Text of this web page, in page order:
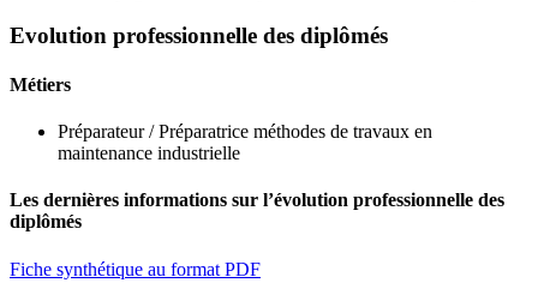
Evolution professionnelle des diplômés
Métiers
Préparateur / Préparatrice méthodes de travaux en
maintenance industrielle
Les dernières informations sur l’évolution professionnelle des
diplômés
Fiche synthétique au format PDF